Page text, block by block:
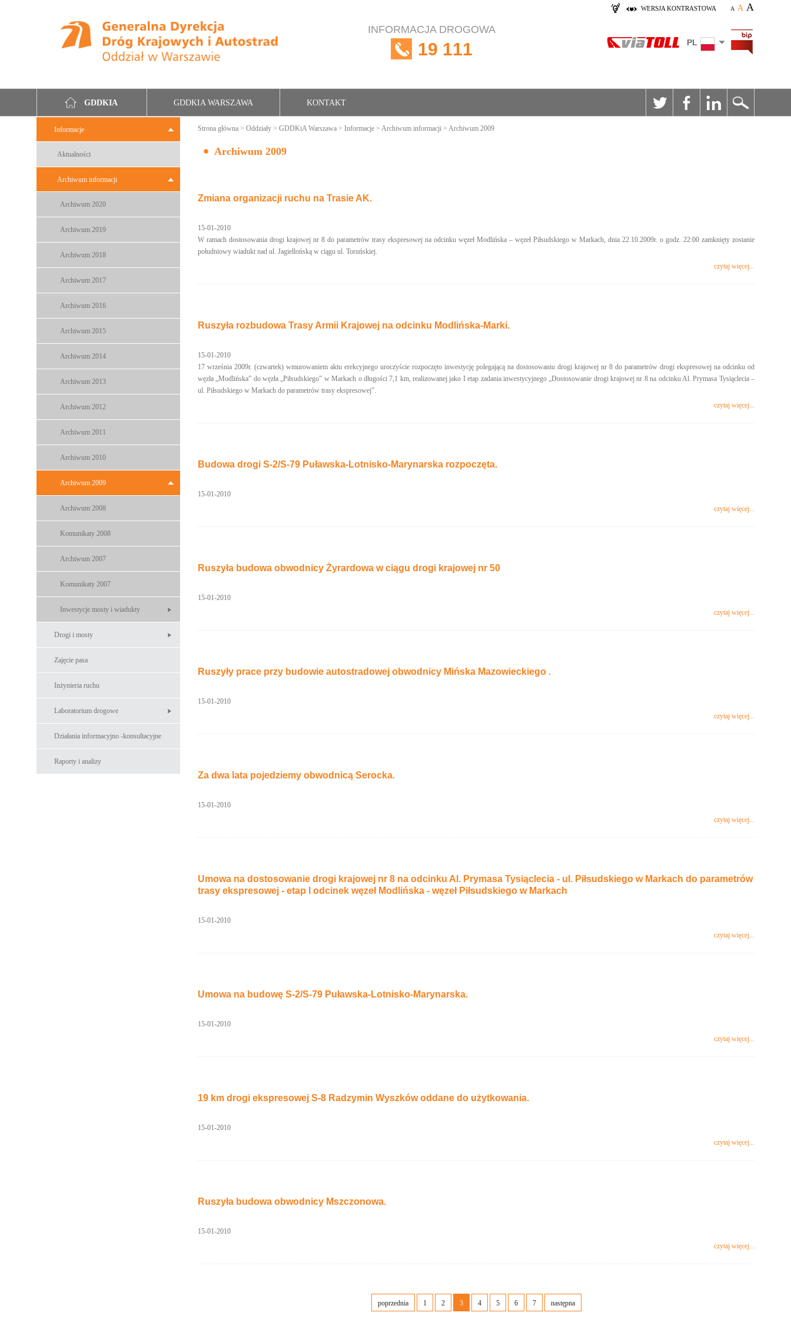
WERSJA KONTRASTOWA A A A
INFORMACJA DROGOWA
19 111 PL
GDDKIA GDDKIA WARSZAWA KONTAKT
Informacje
Aktualności
Archiwum informacji
Archiwum 2020
Archiwum 2019
Archiwum 2018
Archiwum 2017
Archiwum 2016
Archiwum 2015
Archiwum 2014
Archiwum 2013
Archiwum 2012
Archiwum 2011
Archiwum 2010
Archiwum 2009
Archiwum 2008
Komunikaty 2008
Archiwum 2007
Komunikaty 2007
Inwestycje mosty i wiadukty
Drogi i mosty
Zajęcie pasa
Inżynieria ruchu
Laboratorium drogowe
Działania informacyjno -konsultacyjne
Raporty i analizy
Strona główna > Oddziały > GDDKiA Warszawa > Informacje > Archiwum informacji > Archiwum 2009
Archiwum 2009
Zmiana organizacji ruchu na Trasie AK.
15-01-2010
W ramach dostosowania drogi krajowej nr 8 do parametrów trasy ekspresowej na odcinku węzeł Modlińska – węzeł Piłsudskiego w Markach, dnia 22.10.2009r. o godz. 22:00 zamknięty zostanie
południowy wiadukt nad ul. Jagiellońską w ciągu ul. Toruńskiej.
czytaj więcej...
Ruszyła rozbudowa Trasy Armii Krajowej na odcinku Modlińska-Marki.
15-01-2010
17 września 2009r. (czwartek) wmurowaniem aktu erekcyjnego uroczyście rozpoczęto inwestycję polegającą na dostosowaniu drogi krajowej nr 8 do parametrów drogi ekspresowej na odcinku od
węzła „Modlińska” do węzła „Piłsudskiego” w Markach o długości 7,1 km, realizowanej jako I etap zadania inwestycyjnego „Dostosowanie drogi krajowej nr 8 na odcinku Al. Prymasa Tysiąclecia –
ul. Piłsudskiego w Markach do parametrów trasy ekspresowej”.
czytaj więcej...
Budowa drogi S-2/S-79 Puławska-Lotnisko-Marynarska rozpoczęta.
15-01-2010
czytaj więcej...
Ruszyła budowa obwodnicy Żyrardowa w ciągu drogi krajowej nr 50
15-01-2010
czytaj więcej...
Ruszyły prace przy budowie autostradowej obwodnicy Mińska Mazowieckiego .
15-01-2010
czytaj więcej...
Za dwa lata pojedziemy obwodnicą Serocka.
15-01-2010
czytaj więcej...
Umowa na dostosowanie drogi krajowej nr 8 na odcinku Al. Prymasa Tysiąclecia - ul. Piłsudskiego w Markach do parametrów
trasy ekspresowej - etap I odcinek węzeł Modlińska - węzeł Piłsudskiego w Markach
15-01-2010
czytaj więcej...
Umowa na budowę S-2/S-79 Puławska-Lotnisko-Marynarska.
15-01-2010
czytaj więcej...
19 km drogi ekspresowej S-8 Radzymin Wyszków oddane do użytkowania.
15-01-2010
czytaj więcej...
Ruszyła budowa obwodnicy Mszczonowa.
15-01-2010
czytaj więcej...
poprzednia 1 2 3 4 5 6 7 następna